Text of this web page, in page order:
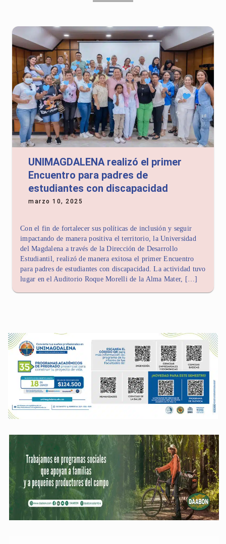
UNIMAGDALENA realizó el primer
Encuentro para padres de
estudiantes con discapacidad
marzo 10, 2025
Con el fin de fortalecer sus políticas de inclusión y seguir
impactando de manera positiva el territorio, la Universidad
del Magdalena a través de la Dirección de Desarrollo
Estudiantil, realizó de manera exitosa el primer Encuentro
para padres de estudiantes con discapacidad. La actividad tuvo
lugar en el Auditorio Roque Morelli de la Alma Mater, […]